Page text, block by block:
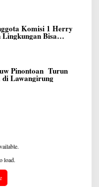
Komisi 1 Herry
Bisa
Pinontoan Turun
di Lawangirung
load.